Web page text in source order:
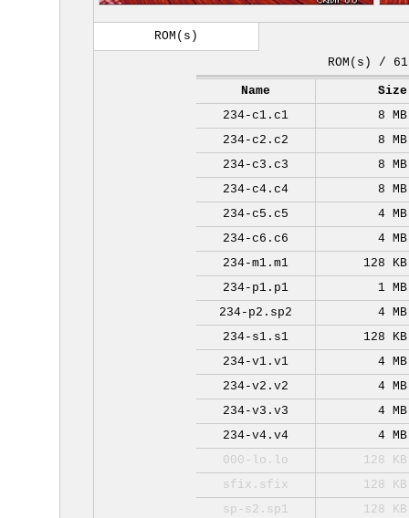
ROM(s)
ROM(s) / 61
Name
Size
234-c1.c1
8 MB
234-c2.c2
8 MB
234-c3.c3
8 MB
234-c4.c4
8 MB
234-c5.c5
4 MB
234-c6.c6
4 MB
234-m1.m1
128 KB
234-p1.p1
1 MB
234-p2.sp2
4 MB
234-s1.s1
128 KB
234-v1.v1
4 MB
234-v2.v2
4 MB
234-v3.v3
4 MB
234-v4.v4
4 MB
000-lo.lo
128 KB
sfix.sfix
128 KB
sp-s2.sp1
128 KB